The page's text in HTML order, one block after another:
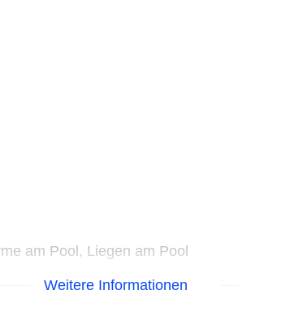
am Pool, Liegen am Pool
Weitere Informationen